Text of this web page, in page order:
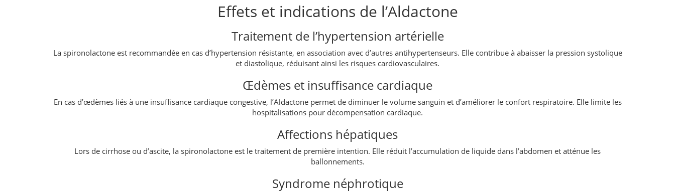
Effets et indications de l’Aldactone
Traitement de l’hypertension artérielle
La spironolactone est recommandée en cas d’hypertension résistante, en association avec d’autres antihypertenseurs. Elle contribue à abaisser la pression systolique
et diastolique, réduisant ainsi les risques cardiovasculaires.
Œdèmes et insuffisance cardiaque
En cas d’œdèmes liés à une insuffisance cardiaque congestive, l’Aldactone permet de diminuer le volume sanguin et d’améliorer le confort respiratoire. Elle limite les
hospitalisations pour décompensation cardiaque.
Affections hépatiques
Lors de cirrhose ou d’ascite, la spironolactone est le traitement de première intention. Elle réduit l’accumulation de liquide dans l’abdomen et atténue les
ballonnements.
Syndrome néphrotique